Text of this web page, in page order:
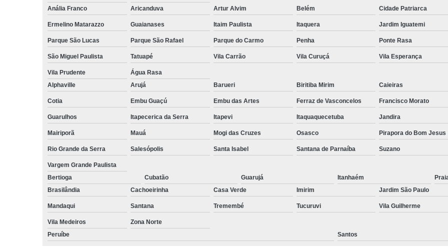
Pigmentação de Cabelo
Pigmentação na Careca
Preenchimento Capilar Central
Preenchimento Capilar com
Preenchimento Capilar
Preenchimento Capilar na
Preenchimento Capilar
Tratamento para a Calvície
Tratamento para Calvície com
Tratamento para Calvície
Anália Franco
Aricanduva Artur Alvim Belém Cidade Patriarca
Ermelino Matarazzo Guaianases Itaim Paulista Itaquera Jardim Iguatemi
Parque São Lucas Parque São Rafael Parque do Carmo Penha Ponte Rasa
São Miguel Paulista Tatuapé Vila Carrão Vila Curuçá Vila Esperança
Vila Prudente
Água Rasa
Alphaville
Arujá Barueri Biritiba Mirim Caieiras
Cotia Embu Guaçú Embu das Artes Ferraz de Vasconcelos Francisco Morato
Guarulhos Itapecerica da Serra Itapevi Itaquaquecetuba Jandira
Mairiporã Mauá Mogi das Cruzes Osasco Pirapora do Bom Jesus
Rio Grande da Serra Salesópolis Santa Isabel Santana de Parnaíba Suzano
Vargem Grande Paulista
Bertioga
Cubatão Guarujá Itanhaém
Brasilândia
Cachoeirinha Casa Verde Imirim Jardim São Paulo
Mandaqui Santana Tremembé Tucuruvi Vila Guilherme
Vila Medeiros
Zona Norte
Peruíbe
Santos